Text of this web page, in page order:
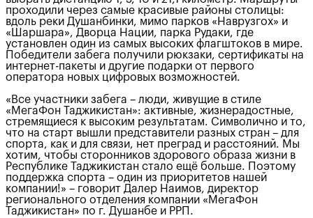
проходили через самые красивые районы столицы:
вдоль реки Душанбинки, мимо парков «Наврузгох» и
«Шаршара», Дворца Нации, парка Рудаки, где
установлен один из самых высоких флагштоков в мире.
Победители забега получили рюкзаки, сертификаты на
интернет-пакеты и другие подарки от первого
оператора новых цифровых возможностей.
«Все участники забега – люди, живущие в стиле
«МегаФон Таджикистан»: активные, жизнерадостные,
стремящиеся к высоким результатам. Символично и то,
что на старт вышли представители разных стран – для
спорта, как и для связи, нет преград и расстояний. Мы
хотим, чтобы сторонников здорового образа жизни в
Республике Таджикистан стало ещё больше. Поэтому
поддержка спорта – один из приоритетов нашей
компании!» – говорит Далер Наимов, директор
регионального отделения компании «МегаФон
Таджикистан» по г. Душанбе и РРП.